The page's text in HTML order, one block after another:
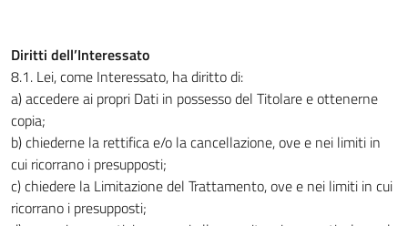
Diritti dell’Interessato
8.1. Lei, come Interessato, ha diritto di:
a) accedere ai propri Dati in possesso del Titolare e ottenerne
copia;
b) chiederne la rettifica e/o la cancellazione, ove e nei limiti in
cui ricorrano i presupposti;
c) chiedere la Limitazione del Trattamento, ove e nei limiti in cui
ricorrano i presupposti;